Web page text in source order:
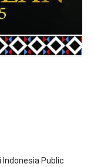
Indonesia Public